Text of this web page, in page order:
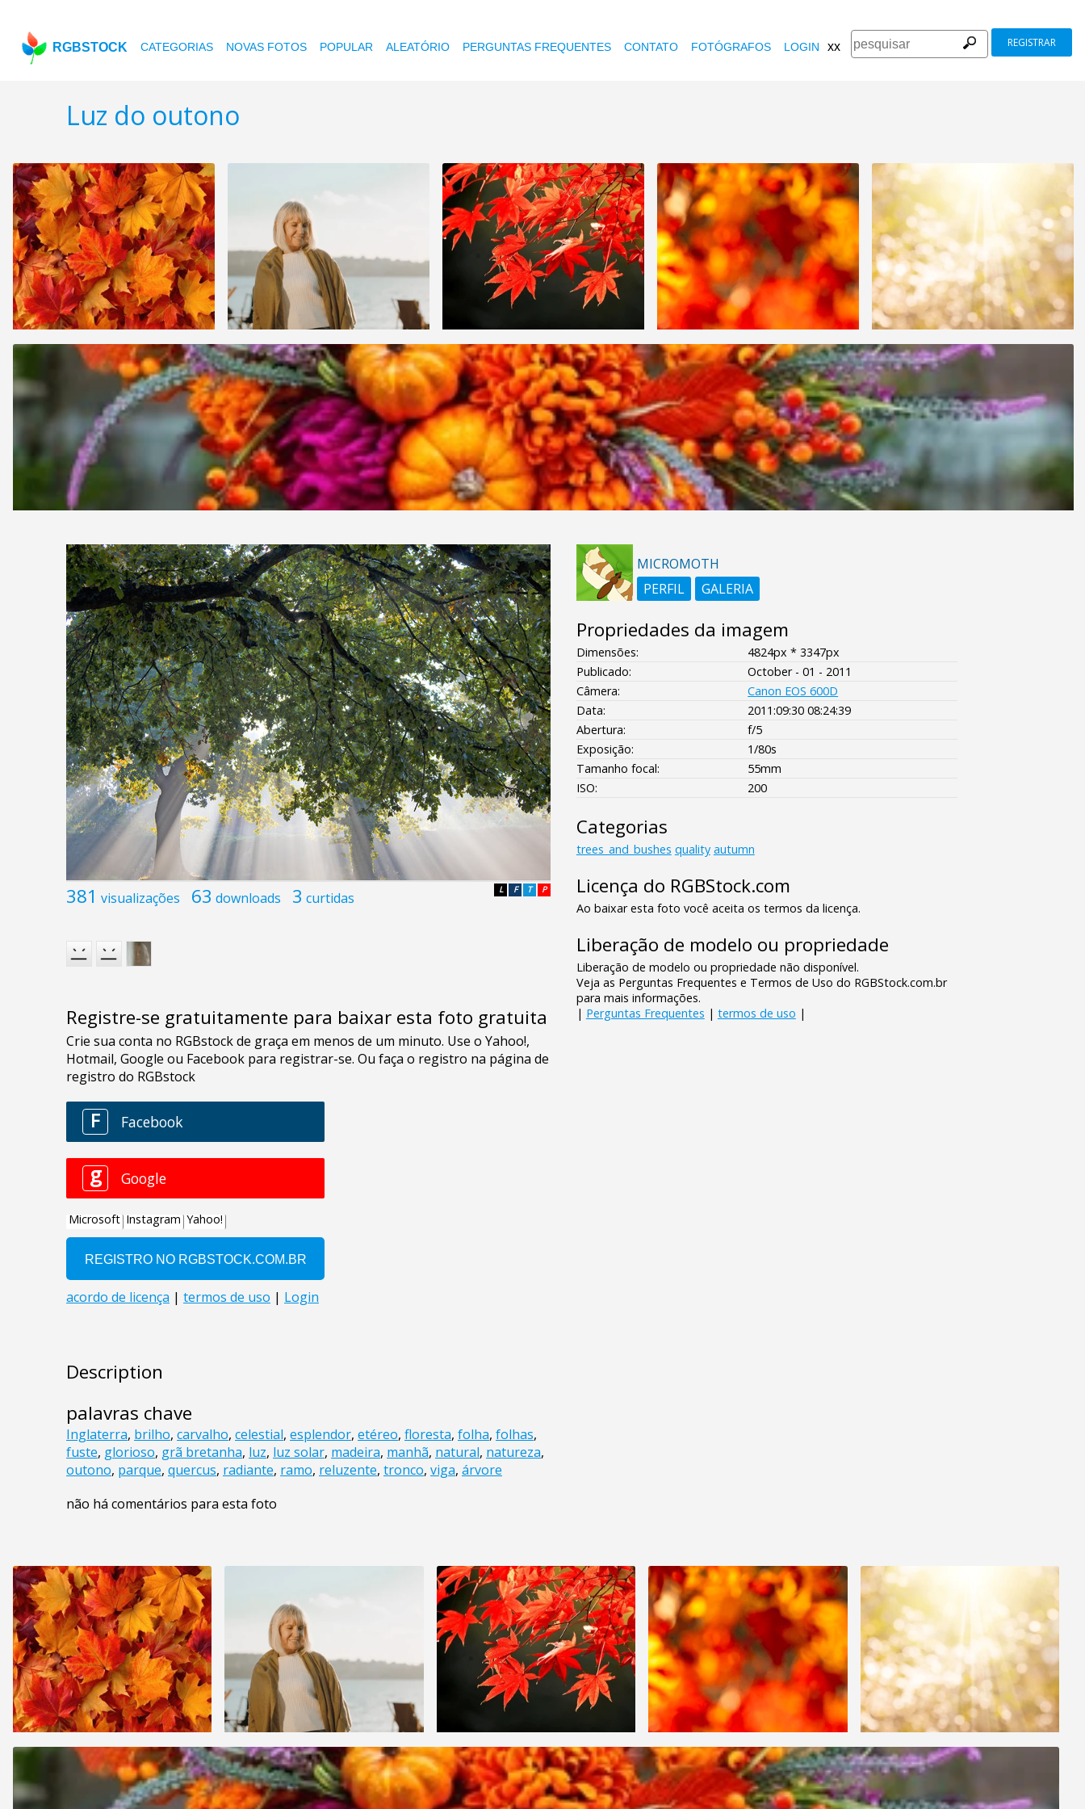
RGBSTOCK CATEGORIAS NOVAS FOTOS POPULAR ALEATÓRIO PERGUNTAS FREQUENTES CONTATO FOTÓGRAFOS LOGIN xx REGISTRAR
Luz do outono
381 visualizações 63 downloads 3 curtidas P
T
F
L
Registre-se gratuitamente para baixar esta foto gratuita
Description
palavras chave
Inglaterra, brilho, carvalho, celestial, esplendor, etéreo, floresta, folha, folhas,
fuste, glorioso, grã bretanha, luz, luz solar, madeira, manhã, natural, natureza,
outono, parque, quercus, radiante, ramo, reluzente, tronco, viga, árvore
não há comentários para esta foto
MICROMOTH
PERFIL
GALERIA
Propriedades da imagem
Dimensões:
4824px * 3347px
Publicado:
October - 01 - 2011
Câmera:
Canon EOS 600D
Data:
2011:09:30 08:24:39
Abertura:
f/5
Exposição:
1/80s
Tamanho focal:
55mm
ISO:
200
Categorias
trees_and_bushes quality autumn
Licença do RGBStock.com
Ao baixar esta foto você aceita os termos da licença.
Liberação de modelo ou propriedade
Liberação de modelo ou propriedade não disponível.
Veja as Perguntas Frequentes e Termos de Uso do RGBStock.com.br
para mais informações.
| Perguntas Frequentes | termos de uso |